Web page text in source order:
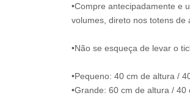
•Compre antecipadamente e
volumes, direto nos totens de
•Não se esqueça de levar o
•Pequeno: 40 cm de altura /
•Grande: 60 cm de altura / 40